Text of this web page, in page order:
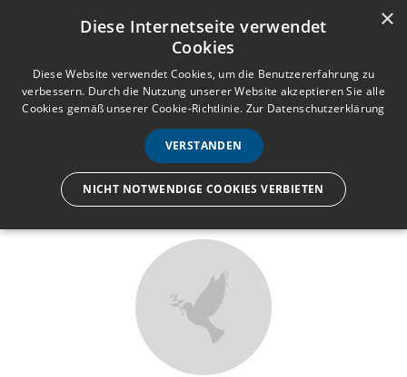
Anmelden Registrieren
e
n
ü
Wir lassen nur die Hand los,
×
Diese Internetseite verwendet
Cookies
Diese Website verwendet Cookies, um die Benutzererfahrung zu
verbessern. Durch die Nutzung unserer Website akzeptieren Sie alle
Cookies gemäß unserer Cookie-Richtlinie. Zur Datenschutzerklärung
VERSTANDEN
NICHT NOTWENDIGE COOKIES VERBIETEN